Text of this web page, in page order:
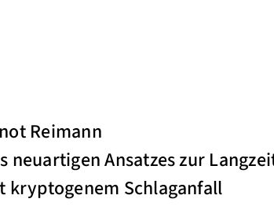
Reimann
neuartigen Ansatzes zur
kryptogenem Schlaganfall